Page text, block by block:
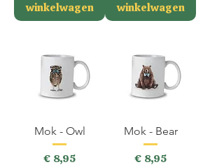
winkelwagen
winkelwagen
Mok - Owl
Prijs
€ 8,95
Mok - Bear
Prijs
€ 8,95